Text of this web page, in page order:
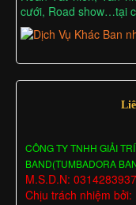
cưới, Road show…tại
CÔNG TY TNHH GIẢI
BAND(TUMBADORA
M.S.D.N:
Chịu trách nhiệm bởi: